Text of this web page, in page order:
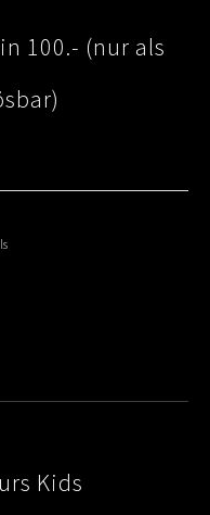
100.- (nur als
Kids